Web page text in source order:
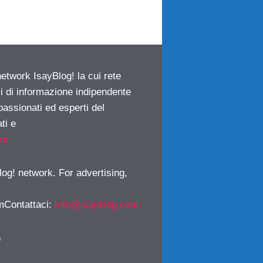
IsayBlog! la cui rete
informazione indipendente
ed esperti del
e
network. For advertising,
: info@isayblog.com